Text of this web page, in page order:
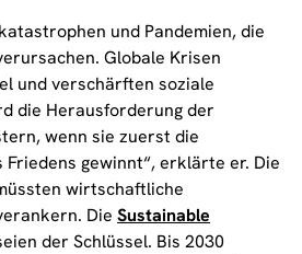
und Pandemien, die
Globale Krisen
und verschärften soziale
die Herausforderung der
wenn sie zuerst die
gewinnt“, erklärte er. Die
wirtschaftliche
Die Sustainable
der Schlüssel. Bis 2030